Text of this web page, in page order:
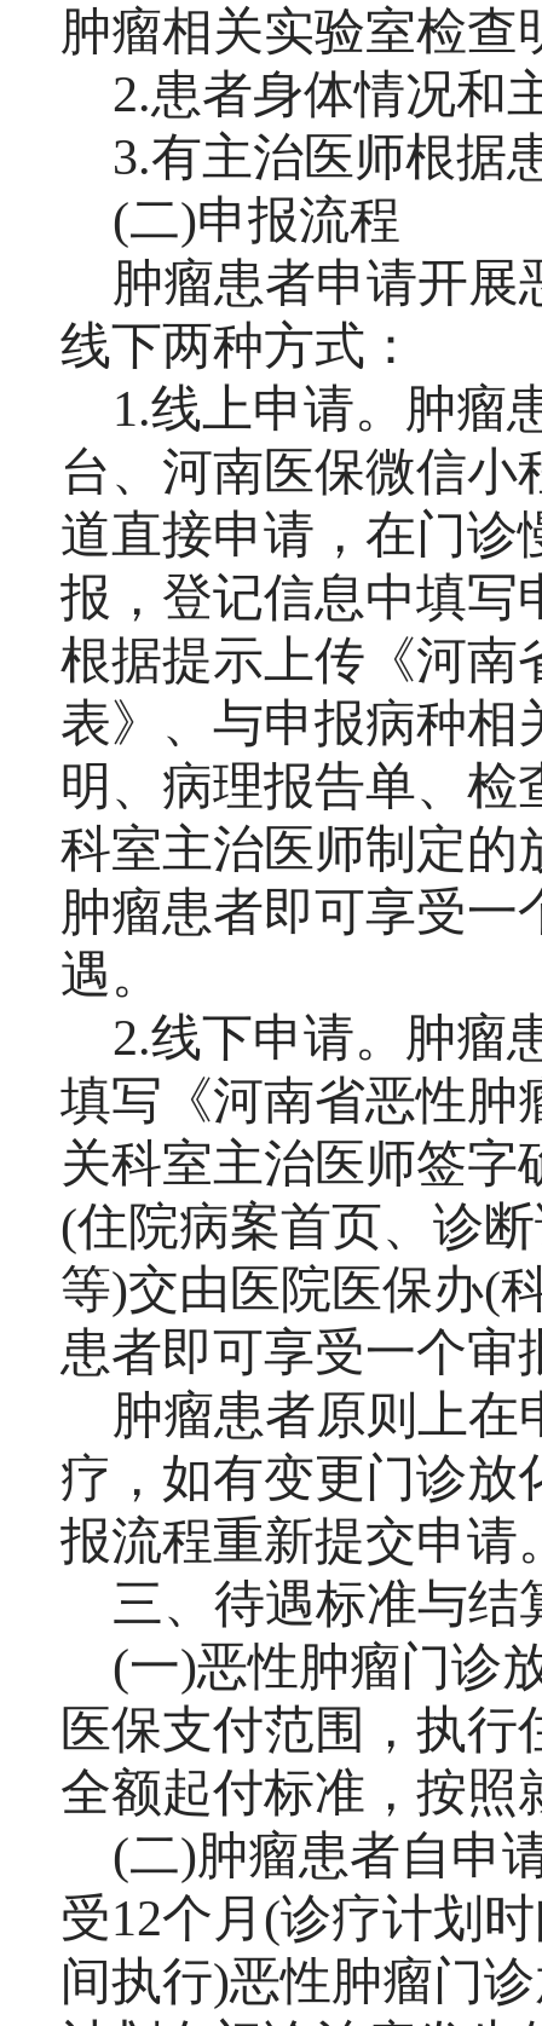
肿瘤相关实验室检查
2.患者身体情况和
3.有主治医师根据
(二)申报流程
肿瘤患者申请开
线下两种方式：
1.线上申请。肿瘤
台、河南医保微信
道直接申请，在门诊
报，登记信息中填写
根据提示上传《河南
表》、与申报病种相
明、病理报告单、检
科室主治医师制定的
肿瘤患者即可享受一
遇。
2.线下申请。肿瘤
填写《河南省恶性肿
关科室主治医师签字
(住院病案首页、诊
等)交由医院医保办(
患者即可享受一个审
肿瘤患者原则上
疗，如有变更门诊放
报流程重新提交申请
三、待遇标准与结
(一)恶性肿瘤门诊
医保支付范围，执
全额起付标准，按照
(二)肿瘤患者自申
受12个月(诊疗计划
间执行)恶性肿瘤门